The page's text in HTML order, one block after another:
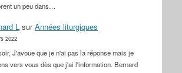
un peu dans…
LsurAnnées liturgiques
2022
J'avoue que je n'ai pas la réponse mais je
vers vous dès que j'ai l'information. Bernard